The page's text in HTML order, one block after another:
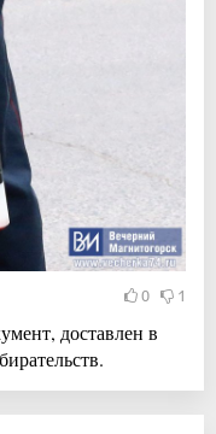
0 1
доставлен в